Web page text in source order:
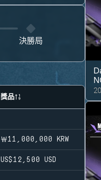
決勝局
獎品
￦11,000,000 KRW
US$12,500 USD